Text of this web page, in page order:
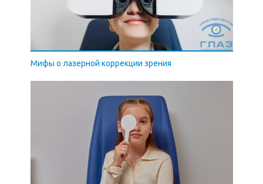
Мифы о лазерной коррекции зрения